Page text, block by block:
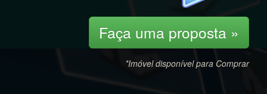
Faça uma proposta »
*Imóvel disponível para Comprar